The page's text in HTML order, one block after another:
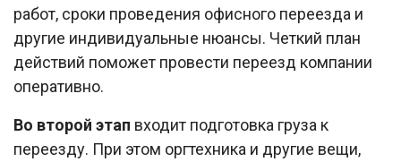
работ, сроки проведения офисного переезда и
другие индивидуальные нюансы. Четкий план
действий поможет провести переезд компании
оперативно.
Во второй этап входит подготовка груза к
переезду. При этом оргтехника и другие вещи,